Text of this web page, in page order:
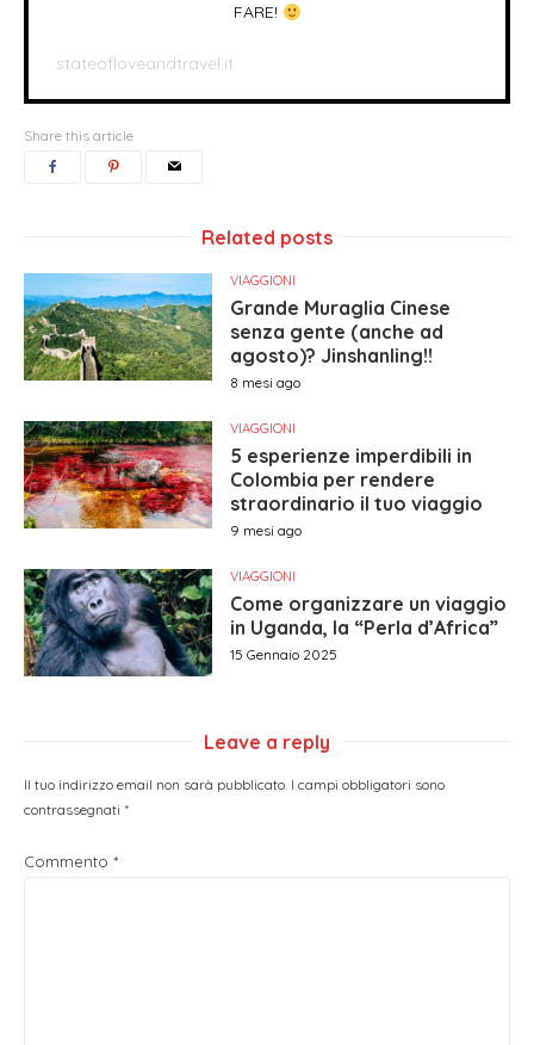
FARE!
stateofloveandtravel.it
Share this article
Related posts
VIAGGIONI
Grande Muraglia Cinese
senza gente (anche ad
agosto)? Jinshanling!!
8 mesi ago
VIAGGIONI
5 esperienze imperdibili in
Colombia per rendere
straordinario il tuo viaggio
9 mesi ago
VIAGGIONI
Come organizzare un viaggio
in Uganda, la “Perla d’Africa”
15 Gennaio 2025
Leave a reply
Il tuo indirizzo email non sarà pubblicato. I campi obbligatori sono
contrassegnati *
Commento *